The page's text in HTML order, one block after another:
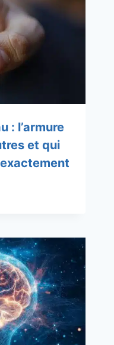
: l’armure
et qui